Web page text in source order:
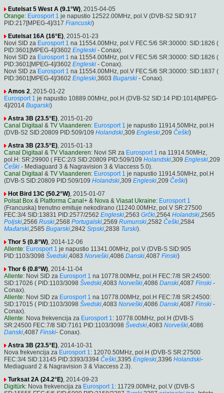
Eutelsat 5 West A (9.1°W), 2015-04-05
Orange: Eurosport 1 je napustio 12522.00MHz, pol.V (DVB-S2 SID:917
PID:217[MPEG-4]/317 Francuski)
Eutelsat 16A (16°E), 2015-01-23
Novi SID za Eurosport 1 na 11554.00MHz, pol.V FEC:5/6 SR:30000: SID:1826 (
PID:3601[MPEG-4]/3602 Engleski - Conax).
Novi SID za Eurosport 1 na 11554.00MHz, pol.V FEC:5/6 SR:30000: SID:1826 (
PID:3601[MPEG-4]/3602 Engleski - Conax).
Novi SID za Eurosport 1 na 11554.00MHz, pol.V FEC:5/6 SR:30000: SID:1837 (
PID:3601[MPEG-4]/3602 Engleski,3603 Bugarski - Conax).
Amos 2, 2015-01-22
Eurosport 1 je napustio 10889.00MHz, pol.H (DVB-S2 SID:14 PID:1014[MPEG-
4]/2014 Bugarski)
Astra 3B (23.5°E), 2015-01-20
Canal Digitaal & TV Vlaanderen: Eurosport 1 je napustio 11914.50MHz, pol.H
(DVB-S2 SID:20809 PID:509/109 Holandski,309 Engleski,209 Češki)
Astra 3B (23.5°E), 2015-01-13
Canal Digitaal & TV Vlaanderen: Novi SR za Eurosport 1 na 11914.50MHz,
pol.H: SR:29900 ( FEC:2/3 SID:20809 PID:509/109 Holandski,309 Engleski,209
Češki - Mediaguard 3 & Nagravision 3 & Viaccess 5.0).
Canal Digitaal & TV Vlaanderen: Eurosport 1 je napustio 11914.50MHz, pol.H
(DVB-S SID:20809 PID:509/109 Holandski,309 Engleski,209 Češki)
Hot Bird 13C (50.2°W), 2015-01-07
Polsat Box & Platforma Canal+ & Nova & Viasat Ukraine: Eurosport 1
(Francuska) trenutno emituje nekodirano (11240.00MHz, pol.V SR:27500
FEC:3/4 SID:13831 PID:2577/2562 Engleski,2563 Grčki,2564 Holandski,2565
Poljski,2566 Ruski,2568 Portugalski,2569 Rumunski,2582 Češki,2584
Mađarski,2585 Bugarski,2842 Srpski,2838 Turski).
Thor 5 (0.8°W), 2014-12-06
Allente: Eurosport 1 je napustio 11341.00MHz, pol.V (DVB-S SID:905
PID:1103/3098 Švedski,4083 Norveški,4086 Danski,4087 Finski)
Thor 6 (0.8°W), 2014-11-04
Allente: Novi SID za Eurosport 1 na 10778.00MHz, pol.H FEC:7/8 SR:24500:
SID:17026 ( PID:1103/3098 Švedski,4083 Norveški,4086 Danski,4087 Finski -
Conax).
Allente: Novi SID za Eurosport 1 na 10778.00MHz, pol.H FEC:7/8 SR:24500:
SID:17015 ( PID:1103/3098 Švedski,4083 Norveški,4086 Danski,4087 Finski -
Conax).
Allente: Nova frekvencija za Eurosport 1: 10778.00MHz, pol.H (DVB-S
SR:24500 FEC:7/8 SID:7161 PID:1103/3098 Švedski,4083 Norveški,4086
Danski,4087 Finski- Conax).
Astra 3B (23.5°E), 2014-10-31
Nova frekvencija za Eurosport 1: 12070.50MHz, pol.H (DVB-S SR:27500
FEC:3/4 SID:13145 PID:3393/3394 Češki,3395 Engleski,3396 Holandski-
Mediaguard 2 & Nagravision 3 & Viaccess 2.3).
Turksat 2A (24.2°E), 2014-09-23
Digitürk: Nova frekvencija za Eurosport 1: 11729.00MHz, pol.V (DVB-S